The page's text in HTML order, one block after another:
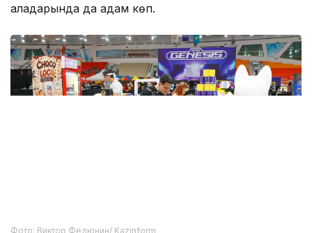
жұмыстары қойылған бұрыштар мен түрлі ойын